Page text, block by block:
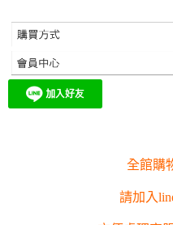
全館購
請加入